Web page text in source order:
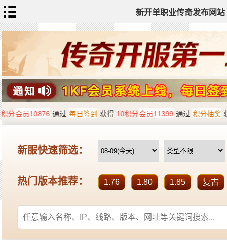
新开单职业传奇发布网站
网
站
首
页
单
职
业
传
奇
迷
失
传
奇
神
器
单
职
业
打
金
传
奇
sf
新
开
单
职
业
传
奇
全
站
标
签